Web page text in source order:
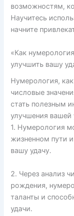
возможностям,
Научитесь
начните
«Как
улучшить вашу
Нумерология,
числовые
стать полезным
улучшения вашей
1. Нумерология
жизненном пути
вашу удачу.
2. Через анализ
рождения,
таланты и
удачи.